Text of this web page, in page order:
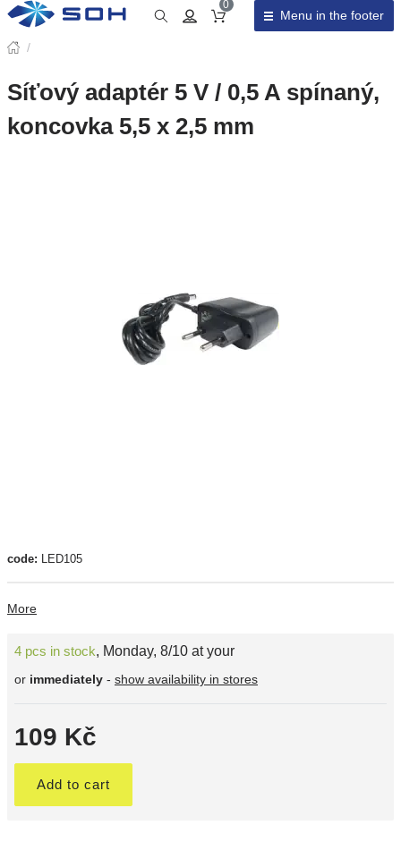
Cart total
0
Menu in the footer
/
Síťový adaptér 5 V / 0,5 A spínaný,
koncovka 5,5 x 2,5 mm
code: LED105
More
4 pcs in stock, Monday, 8/10 at your
or immediately - show availability in stores
109 Kč
Add to cart